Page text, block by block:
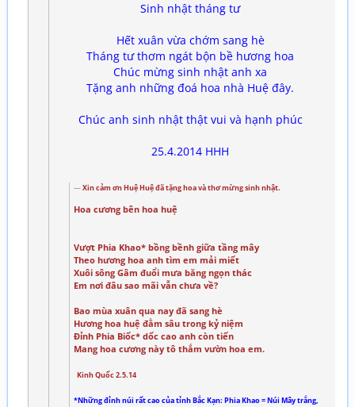
Sinh nhật tháng tư
Hết xuân vừa chớm sang hè
Tháng tư thơm ngát bộn bề hương hoa
Chúc mừng sinh nhật anh xa
Tặng anh những đoá hoa nhà Huệ đây.
Chúc anh sinh nhật thật vui và hạnh phúc
25.4.2014 HHH
Xin cảm ơn Huệ Huệ đã tặng hoa và thơ mừng sinh nhật.
Hoa cương bên hoa huệ
Vượt Phia Khao* bồng bềnh giữa tầng mây
Theo hương hoa anh tìm em mải miết
Xuôi sông Gâm đuổi mưa băng ngọn thác
Em nơi đâu sao mãi vẫn chưa về?
Bao mùa xuân qua nay đã sang hè
Hương hoa huệ đằm sâu trong kỷ niệm
Đỉnh Phia Biốc* dốc cao anh còn tiến
Mang hoa cương này tô thắm vườn hoa em.
Kinh Quốc 2.5.14
*Những đỉnh núi rất cao của tỉnh Bắc Kạn: Phia Khao = Núi Mây trắng,